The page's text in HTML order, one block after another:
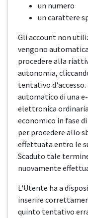
un numero
un carattere
Gli account non
vengono
procedere alla
autonomia,
tentativo d'accesso.
automatico di una
elettronica
economico in fase
per procedere allo
effettuata entro le
Scaduto tale
nuovamente
L'Utente ha a
inserire
quinto tentativo